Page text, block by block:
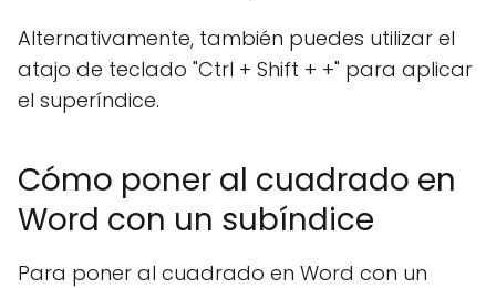
Alternativamente, también puedes utilizar el
atajo de teclado "Ctrl + Shift + +" para aplicar
el superíndice.
Cómo poner al cuadrado en
Word con un subíndice
Para poner al cuadrado en Word con un